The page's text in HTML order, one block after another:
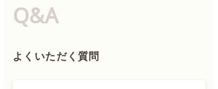
Q&A
よくいただく質問